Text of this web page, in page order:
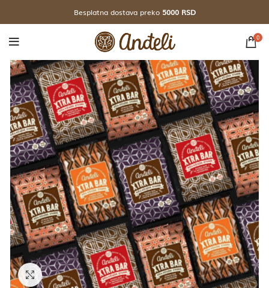
Besplatna dostava preko5000 RSD
0
Click to enlarge